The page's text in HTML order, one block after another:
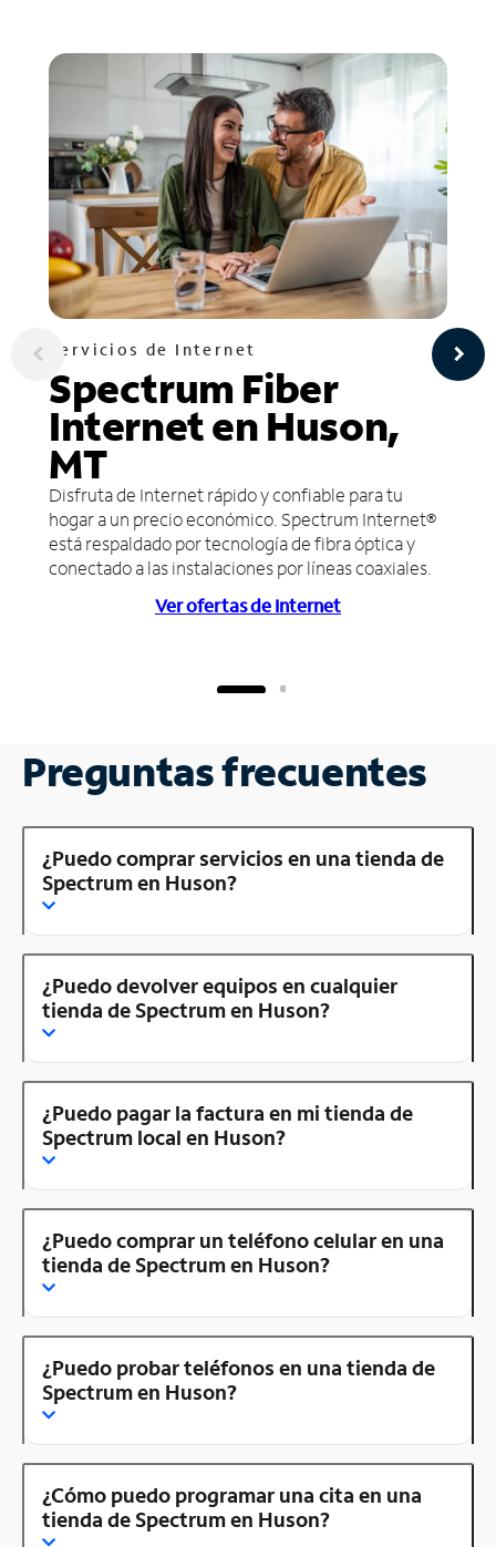
Servicios de Internet
Spectrum Fiber
Internet en Huson,
MT
Disfruta de Internet rápido y confiable para tu
hogar a un precio económico. Spectrum Internet®
está respaldado por tecnología de fibra óptica y
conectado a las instalaciones por líneas coaxiales.
Ver ofertas de Internet
Preguntas frecuentes
¿Puedo comprar servicios en una tienda de
Spectrum en Huson?
¿Puedo devolver equipos en cualquier
tienda de Spectrum en Huson?
¿Puedo pagar la factura en mi tienda de
Spectrum local en Huson?
¿Puedo comprar un teléfono celular en una
tienda de Spectrum en Huson?
¿Puedo probar teléfonos en una tienda de
Spectrum en Huson?
¿Cómo puedo programar una cita en una
tienda de Spectrum en Huson?